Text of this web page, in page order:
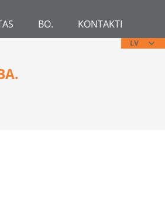
BO. KONTAKTI
LV